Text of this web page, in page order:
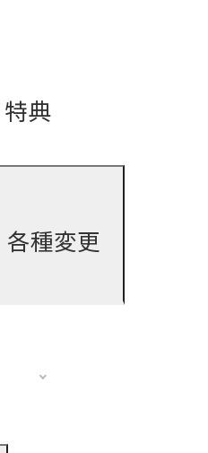
典
種変更